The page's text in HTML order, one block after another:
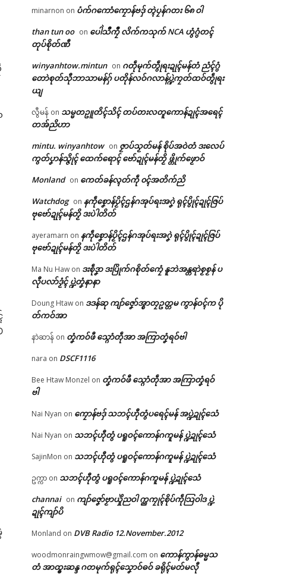
မုညးတအ်
minarnon on ပံက်ဂကောံကၠောန်ဗဒှ် တ္ၚဲပၠန်ဂတး ၆၈ ဝါ
than tun oo on ပေါဲသဳကၠဳ လိက်ကသုက် NCA ဟွံဂွံတၚ်
တုပ်စိုတ်ဏီ
winyanhtow.mintun on ဂတဵုမုက်တွဵုရးဍုၚ်မန်တံ ညံၚ်ဂွံ
တောဲစုတ်သီုဘာသာမန်ဂှ် ပတိုန်လဝ်ဂလာန်ပ္ဍဲကၠတ်ထဝ်တွဵုရး
ယျ
လွီမန် on သမ္မတဥူတိၚ်သိၚ် တပ်တးလတူကောန်ဍုၚ်အရေၚ်
တအ်ညိဟာ
mintu. winyanhtow on ဇၟာပ်သၟတ်မန် စိုပ်အဝဲတံ ဒးလေပ်
ကွတ်ပၞာန်သ္ဇိုၚ် ထေက်ရောၚ် ဗော်ဍုၚ်မန်တၟိ ဖ္တိုက်ဖၟောဝ်
Monland on ကေတ်ခန်လ္ၚတ်ကဵု ၀ၚ်အတိက်ညိ
Watchdog on နကဵုစၞောန်ပၟိၚ်ဌန်ဂအုပ်ရးအဂၞဲ ရုၚ်ပွိုၚ်ဍုၚ်ဇြပ်
ဗုဗော်ဍုၚ်မန်တၟိ ဒးပဲါတိတ်
ayeramarn on နကဵုစၞောန်ပၟိၚ်ဌန်ဂအုပ်ရးအဂၞဲ ရုၚ်ပွိုၚ်ဍုၚ်ဇြပ်
ဗုဗော်ဍုၚ်မန်တၟိ ဒးပဲါတိတ်
Ma Nu Haw on ဒးစဵုဒၞာ ဒးပြိုက်ဂစိုတ်ကၠေံ နူဘဲအန္တရာဲစၟစၟန် ပ
လီုပလာ်ဒၟံၚ် ပ္ဍဲတၞံနာနာ
Doung Htaw on ဒဒန်ဆု ကျာ်ဇၞော်အ္စာတၠဥတ္တမ ကွာန်ဝၚ်က ပို
တ်ကဝ်အာ
နာဲဆာန် on တၞံကဝ်ဖီ သ္ဂောံတဵုအာ အကြာတၞံရဝ်ဗါ
nara on DSCF1116
Bee Htaw Monzel on တၞံကဝ်ဖီ သ္ဂောံတဵုအာ အကြာတၞံရဝ်
ဗါ
Nai Nyan on ကၠောန်ဗဒှ် သဘၚ်ဟီုတွံပရေၚ်မန် အပ္ဍဲဍုၚ်သေံ
Nai Nyan on သဘၚ်ဟီုတွံ ပရူဝၚ်ကောန်ဂကူမန် ပ္ဍဲဍုၚ်သေံ
SajinMon on သဘၚ်ဟီုတွံ ပရူဝၚ်ကောန်ဂကူမန် ပ္ဍဲဍုၚ်သေံ
ဥက္ကာ on သဘၚ်ဟီုတွံ ပရူဝၚ်ကောန်ဂကူမန် ပ္ဍဲဍုၚ်သေံ
channai on ကျာ်ဇၞော်ဗၟာယှိုဲညဝါ က္ညကၠုၚ်စိုပ်ကဵုသြဝါဒ ပ္ဍဲ
ဍုၚ်ကျာ်ပိ
Monland on DVB Radio 12.November.2012
woodmonraingwmow@gmail.com on ကောန်ကွာန်ဓမ္မသ
တံ အာထ္ၜးဆန္ဒ ဂတမုက်ရုၚ်သၞောဝ်ဓဝ် ခရိုၚ်မတ်မလီု